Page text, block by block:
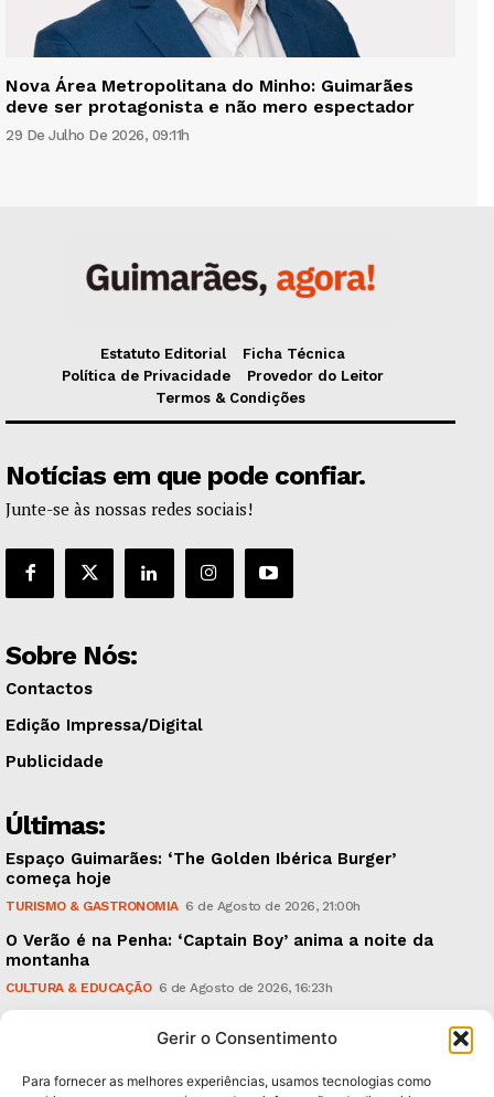
Gerir o Consentimento
Para fornecer as melhores experiências, usamos tecnologias como
Nova Área Metropolitana do Minho: Guimarães
deve ser protagonista e não mero espectador
29 De Julho De 2026, 09:11h
Estatuto Editorial
Ficha Técnica
Política de Privacidade
Provedor do Leitor
Termos & Condições
Notícias em que pode confiar.
Junte-se às nossas redes sociais!
Sobre Nós:
Contactos
Edição Impressa/Digital
Publicidade
Últimas:
Espaço Guimarães: ‘The Golden Ibérica Burger’
começa hoje
TURISMO & GASTRONOMIA 6 de Agosto de 2026, 21:00h
O Verão é na Penha: ‘Captain Boy’ anima a noite da
montanha
CULTURA & EDUCAÇÃO 6 de Agosto de 2026, 16:23h
em causa”, garante Ricardo Araújo